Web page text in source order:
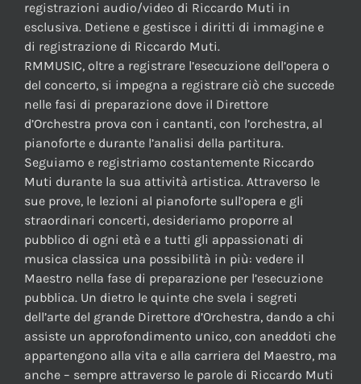
registrazioni audio/video di Riccardo Muti in
esclusiva. Detiene e gestisce i diritti di immagine e
di registrazione di Riccardo Muti.
RMMUSIC, oltre a registrare l’esecuzione dell’opera o
del concerto, si impegna a registrare ciò che succede
nelle fasi di preparazione dove il Direttore
d’Orchestra prova con i cantanti, con l’orchestra, al
pianoforte e durante l’analisi della partitura.
Seguiamo e registriamo costantemente Riccardo
Muti durante la sua attività artistica. Attraverso le
sue prove, le lezioni al pianoforte sull’opera e gli
straordinari concerti, desideriamo proporre al
pubblico di ogni età e a tutti gli appassionati di
musica classica una possibilità in più: vedere il
Maestro nella fase di preparazione per l’esecuzione
pubblica. Un dietro le quinte che svela i segreti
dell’arte del grande Direttore d’Orchestra, dando a chi
assiste un approfondimento unico, con aneddoti che
appartengono alla vita e alla carriera del Maestro, ma
anche – sempre attraverso le parole di Riccardo Muti